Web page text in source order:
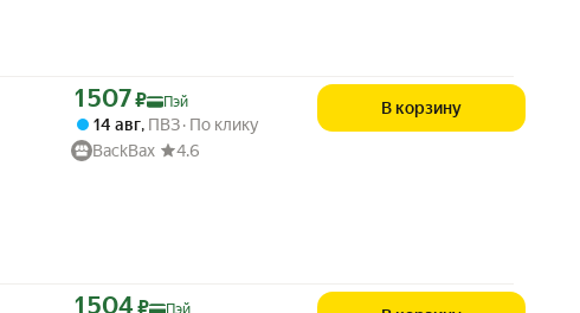
Цена с картой Яндекс Пэй 1507 ₽ вместо
1 507₽ Пэй
14 авг, ПВЗ По клику
BackBax
4.6
В корзину
Цена с картой Яндекс Пэй 1504 ₽ вместо
1 504 ₽ Пэй